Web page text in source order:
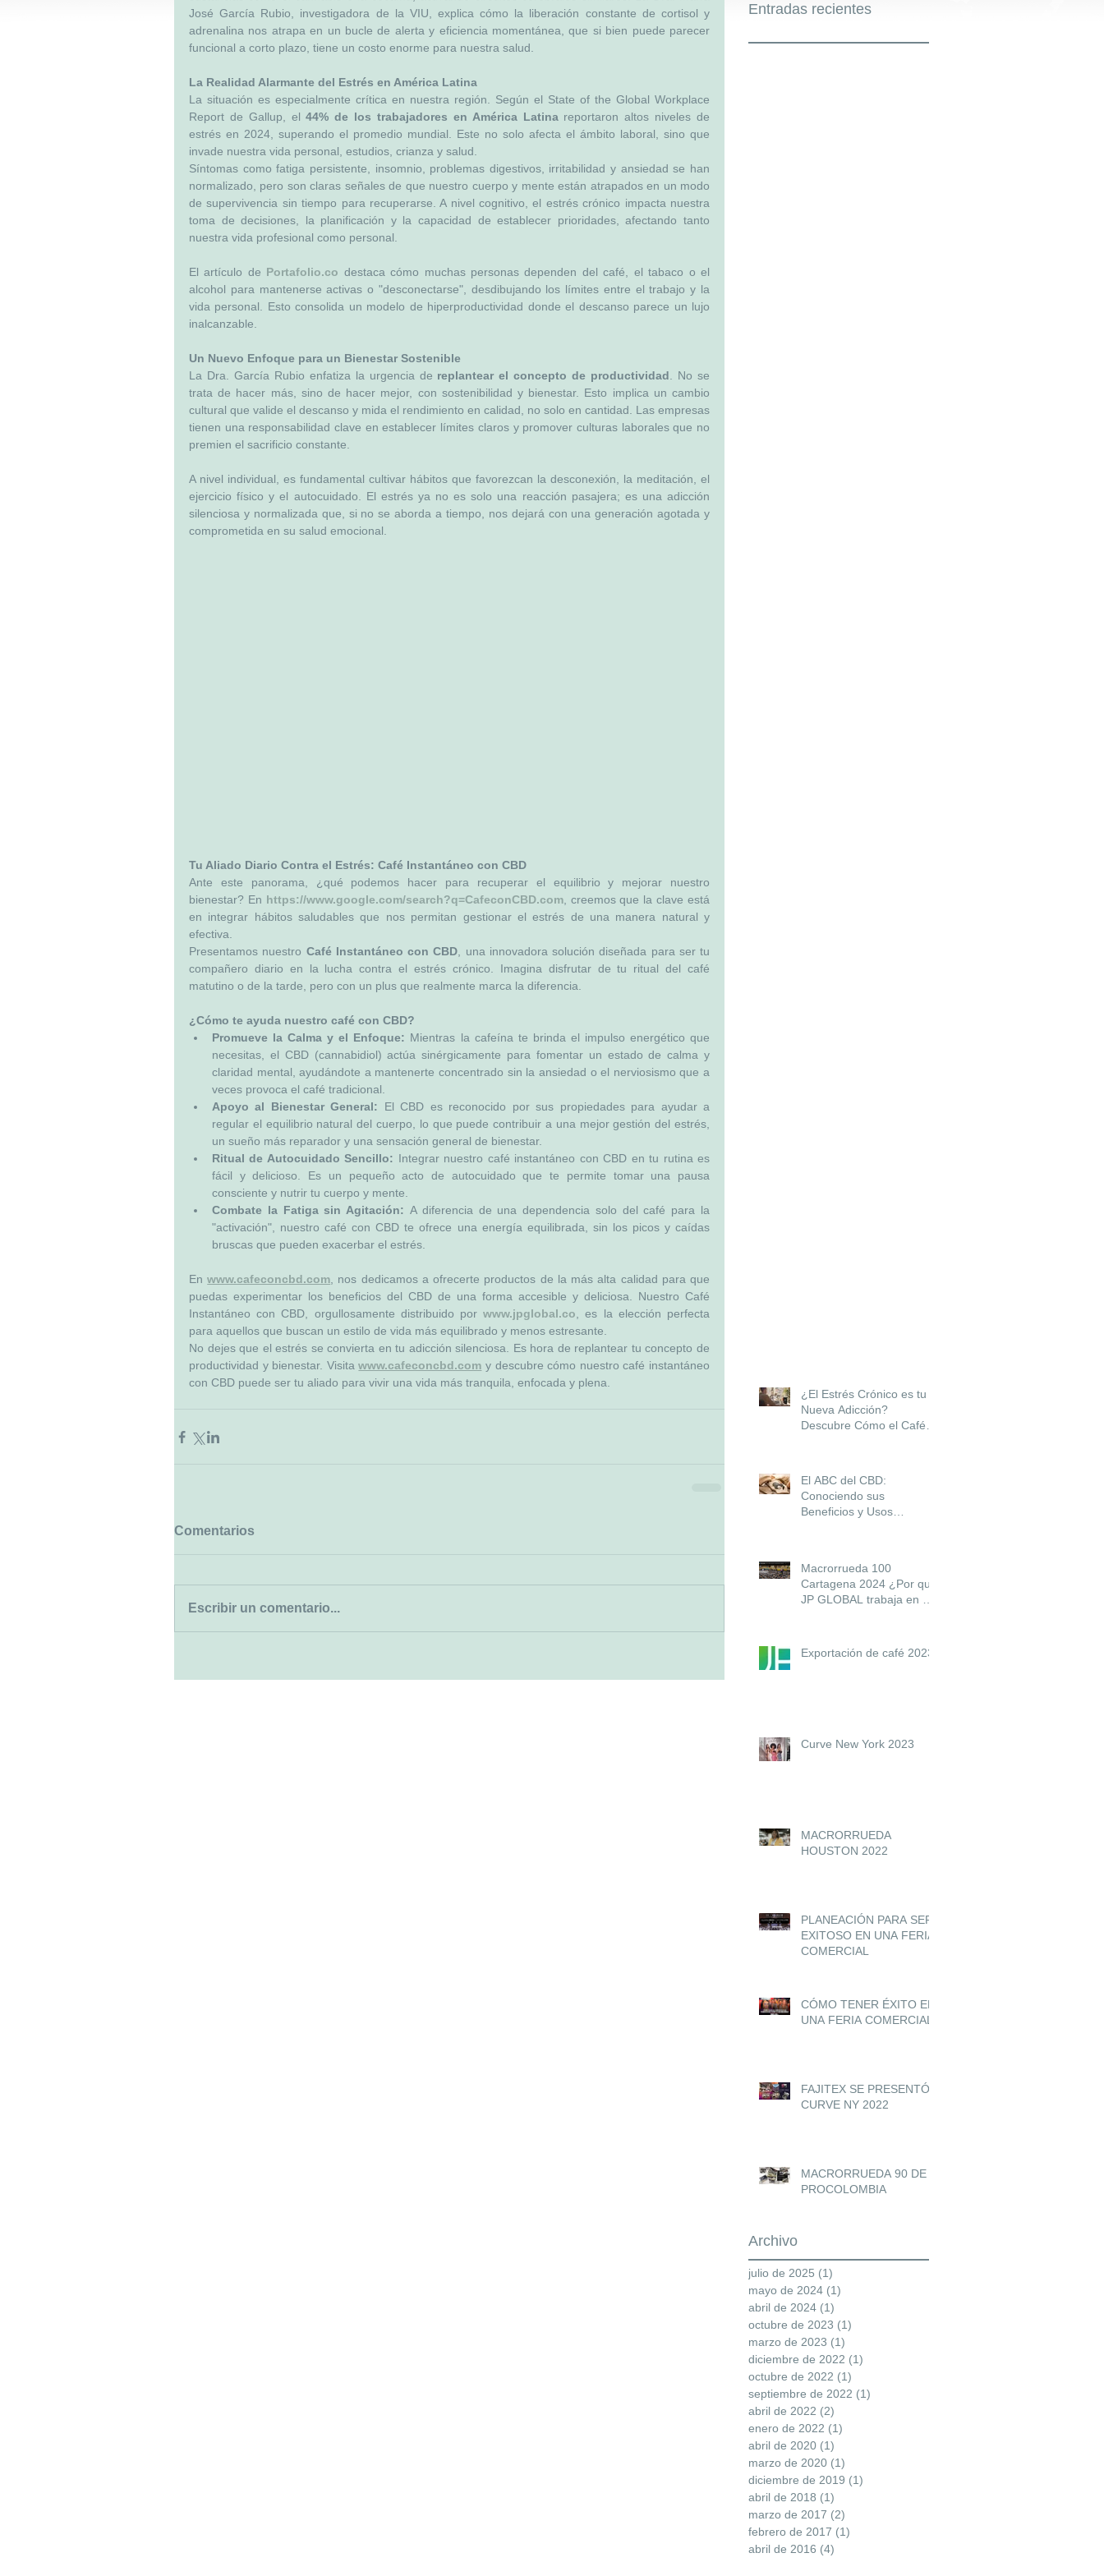
José García Rubio, investigadora de la VIU, explica cómo la liberación constante de cortisol y
adrenalina nos atrapa en un bucle de alerta y eficiencia momentánea, que si bien puede parecer
funcional a corto plazo, tiene un costo enorme para nuestra salud.
La Realidad Alarmante del Estrés en América Latina
La situación es especialmente crítica en nuestra región. Según el State of the Global Workplace
Report de Gallup, el 44% de los trabajadores en América Latina reportaron altos niveles de
estrés en 2024, superando el promedio mundial. Este no solo afecta el ámbito laboral, sino que
invade nuestra vida personal, estudios, crianza y salud.
Síntomas como fatiga persistente, insomnio, problemas digestivos, irritabilidad y ansiedad se han
normalizado, pero son claras señales de que nuestro cuerpo y mente están atrapados en un modo
de supervivencia sin tiempo para recuperarse. A nivel cognitivo, el estrés crónico impacta nuestra
toma de decisiones, la planificación y la capacidad de establecer prioridades, afectando tanto
nuestra vida profesional como personal.
El artículo de Portafolio.co destaca cómo muchas personas dependen del café, el tabaco o el
alcohol para mantenerse activas o "desconectarse", desdibujando los límites entre el trabajo y la
vida personal. Esto consolida un modelo de hiperproductividad donde el descanso parece un lujo
inalcanzable.
Un Nuevo Enfoque para un Bienestar Sostenible
La Dra. García Rubio enfatiza la urgencia de replantear el concepto de productividad . No se
trata de hacer más, sino de hacer mejor, con sostenibilidad y bienestar. Esto implica un cambio
cultural que valide el descanso y mida el rendimiento en calidad, no solo en cantidad. Las empresas
tienen una responsabilidad clave en establecer límites claros y promover culturas laborales que no
premien el sacrificio constante.
A nivel individual, es fundamental cultivar hábitos que favorezcan la desconexión, la meditación, el
ejercicio físico y el autocuidado. El estrés ya no es solo una reacción pasajera; es una adicción
silenciosa y normalizada que, si no se aborda a tiempo, nos dejará con una generación agotada y
comprometida en su salud emocional.
Tu Aliado Diario Contra el Estrés: Café Instantáneo con CBD
Ante este panorama, ¿qué podemos hacer para recuperar el equilibrio y mejorar nuestro
bienestar? En https://www.google.com/search?q=CafeconCBD.com, creemos que la clave está
en integrar hábitos saludables que nos permitan gestionar el estrés de una manera natural y
efectiva.
Presentamos nuestro Café Instantáneo con CBD, una innovadora solución diseñada para ser tu
compañero diario en la lucha contra el estrés crónico. Imagina disfrutar de tu ritual del café
matutino o de la tarde, pero con un plus que realmente marca la diferencia.
¿Cómo te ayuda nuestro café con CBD?
Promueve la Calma y el Enfoque: Mientras la cafeína te brinda el impulso energético que
necesitas, el CBD (cannabidiol) actúa sinérgicamente para fomentar un estado de calma y
claridad mental, ayudándote a mantenerte concentrado sin la ansiedad o el nerviosismo que a
veces provoca el café tradicional.
Apoyo al Bienestar General: El CBD es reconocido por sus propiedades para ayudar a
regular el equilibrio natural del cuerpo, lo que puede contribuir a una mejor gestión del estrés,
un sueño más reparador y una sensación general de bienestar.
Ritual de Autocuidado Sencillo: Integrar nuestro café instantáneo con CBD en tu rutina es
fácil y delicioso. Es un pequeño acto de autocuidado que te permite tomar una pausa
consciente y nutrir tu cuerpo y mente.
Combate la Fatiga sin Agitación: A diferencia de una dependencia solo del café para la
"activación", nuestro café con CBD te ofrece una energía equilibrada, sin los picos y caídas
bruscas que pueden exacerbar el estrés.
En www.cafeconcbd.com, nos dedicamos a ofrecerte productos de la más alta calidad para que
puedas experimentar los beneficios del CBD de una forma accesible y deliciosa. Nuestro Café
Instantáneo con CBD, orgullosamente distribuido por www.jpglobal.co, es la elección perfecta
para aquellos que buscan un estilo de vida más equilibrado y menos estresante.
No dejes que el estrés se convierta en tu adicción silenciosa. Es hora de replantear tu concepto de
productividad y bienestar. Visita www.cafeconcbd.com y descubre cómo nuestro café instantáneo
con CBD puede ser tu aliado para vivir una vida más tranquila, enfocada y plena.
Comentarios
Escribir un comentario...
Entradas recientes
¿El Estrés Crónico es tu
Nueva Adicción?
Descubre Cómo el Café
El ABC del CBD:
Conociendo sus
Beneficios y Usos
Macrorrueda 100
Cartagena 2024 ¿Por qué
JP GLOBAL trabaja en 2
Exportación de café 2023
Curve New York 2023
MACRORRUEDA
HOUSTON 2022
PLANEACIÓN PARA SER
EXITOSO EN UNA FERIA
COMERCIAL
CÓMO TENER ÉXITO EN
UNA FERIA COMERCIAL
FAJITEX SE PRESENTÓ
CURVE NY 2022
MACRORRUEDA 90 DE
PROCOLOMBIA
Archivo
julio de 2025 (1)
mayo de 2024 (1)
abril de 2024 (1)
octubre de 2023 (1)
marzo de 2023 (1)
diciembre de 2022 (1)
octubre de 2022 (1)
septiembre de 2022 (1)
abril de 2022 (2)
enero de 2022 (1)
abril de 2020 (1)
marzo de 2020 (1)
diciembre de 2019 (1)
abril de 2018 (1)
marzo de 2017 (2)
febrero de 2017 (1)
abril de 2016 (4)